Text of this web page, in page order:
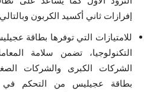
إفرازات ثاني أكسيد الكربون
للامتيازات التي توفرها بطاقة
التكنولوجيا، تضمن سلامة
الشركات الكبرى والشركات
بطاقة عجيليس من التحكم في